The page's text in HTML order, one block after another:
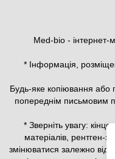
Med-bio - інтернет-
* Інформація,
Будь-яке копіювання або
попереднім письмовим
* Зверніть увагу:
матеріалів, рентген-
змінюватися залежно від